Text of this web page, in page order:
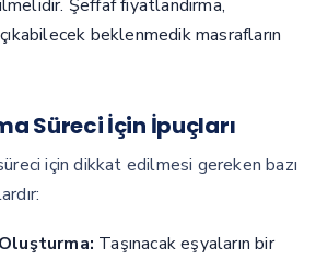
Şeffaf fiyatlandırma,
beklenmedik masrafların
Süreci İçin İpuçları
için dikkat edilmesi gereken bazı
Taşınacak eşyaların bir